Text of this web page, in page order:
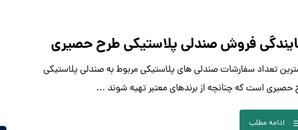
فروش صندلی پلاستیکی طرح حصیری
تعداد سفارشات صندلی های پلاستیکی مربوط به صندلی پلاستیکی
حصیری است که چنانچه از برندهای معتبر تهیه شوند ...
ادامه مطلب